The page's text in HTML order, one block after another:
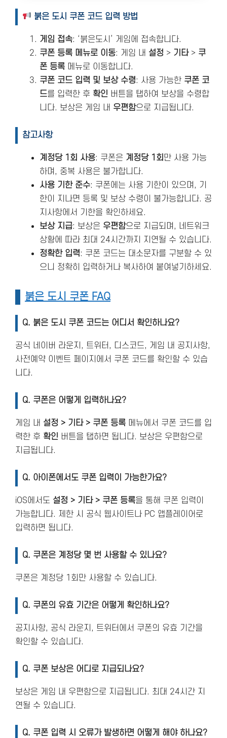
붉은 도시 쿠폰 코드 입력 방법
게임 접속: ‘붉은도시’ 게임에 접속합니다.
쿠폰 등록 메뉴로 이동: 게임 내 설정 > 기타> 쿠
폰 등록 메뉴로 이동합니다.
쿠폰 코드 입력 및 보상 수령: 사용 가능한 쿠폰 코
드를 입력한 후 확인 버튼을 탭하여 보상을 수령합
니다. 보상은 게임 내 우편함으로 지급됩니다.
참고사항
계정당 1회 사용: 쿠폰은 계정당 1회만 사용 가능
하며, 중복 사용은 불가합니다.
사용 기한 준수: 쿠폰에는 사용 기한이 있으며, 기
한이 지나면 등록 및 보상 수령이 불가능합니다. 공
지사항에서 기한을 확인하세요.
보상 지급: 보상은 우편함으로 지급되며, 네트워크
상황에 따라 최대 24시간까지 지연될 수 있습니다.
정확한 입력: 쿠폰 코드는 대소문자를 구분할 수 있
으니 정확히 입력하거나 복사하여 붙여넣기하세요.
붉은 도시 쿠폰 FAQ
Q. 붉은 도시 쿠폰 코드는 어디서 확인하나요?
공식 네이버 라운지, 트위터, 디스코드, 게임 내 공지사항,
사전예약 이벤트 페이지에서 쿠폰 코드를 확인할 수 있습
니다.
Q. 쿠폰은 어떻게 입력하나요?
게임 내 설정 > 기타 > 쿠폰 등록 메뉴에서 쿠폰 코드를 입
력한 후 확인 버튼을 탭하면 됩니다. 보상은 우편함으로
지급됩니다.
Q. 아이폰에서도 쿠폰 입력이 가능한가요?
iOS에서도 설정 > 기타 > 쿠폰 등록을 통해 쿠폰 입력이
가능합니다. 제한 시 공식 웹사이트나 PC 앱플레이어로
입력하면 됩니다.
Q. 쿠폰은 계정당 몇 번 사용할 수 있나요?
쿠폰은 계정당 1회만 사용할 수 있습니다.
Q. 쿠폰의 유효 기간은 어떻게 확인하나요?
공지사항, 공식 라운지, 트위터에서 쿠폰의 유효 기간을
확인할 수 있습니다.
Q. 쿠폰 보상은 어디로 지급되나요?
보상은 게임 내 우편함으로 지급됩니다. 최대 24시간 지
연될 수 있습니다.
Q. 쿠폰 입력 시 오류가 발생하면 어떻게 해야 하나요?